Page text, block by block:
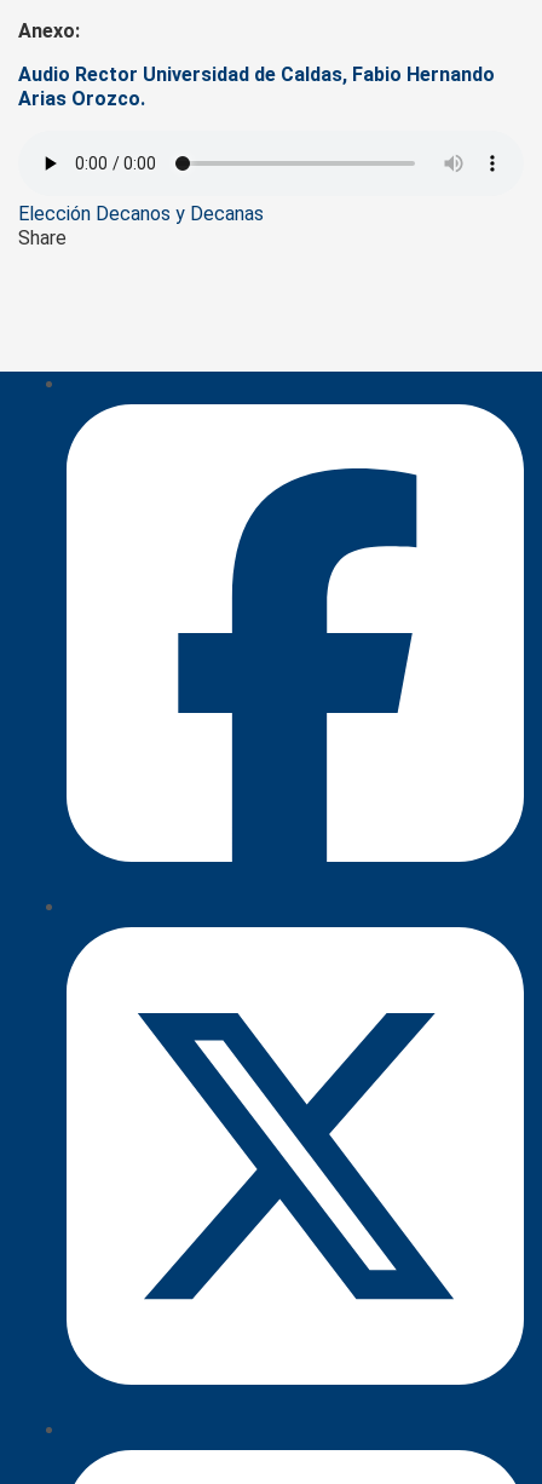
Anexo:
Audio Rector Universidad de Caldas, Fabio Hernando
Arias Orozco.
Tags
Elección Decanos y Decanas
Share